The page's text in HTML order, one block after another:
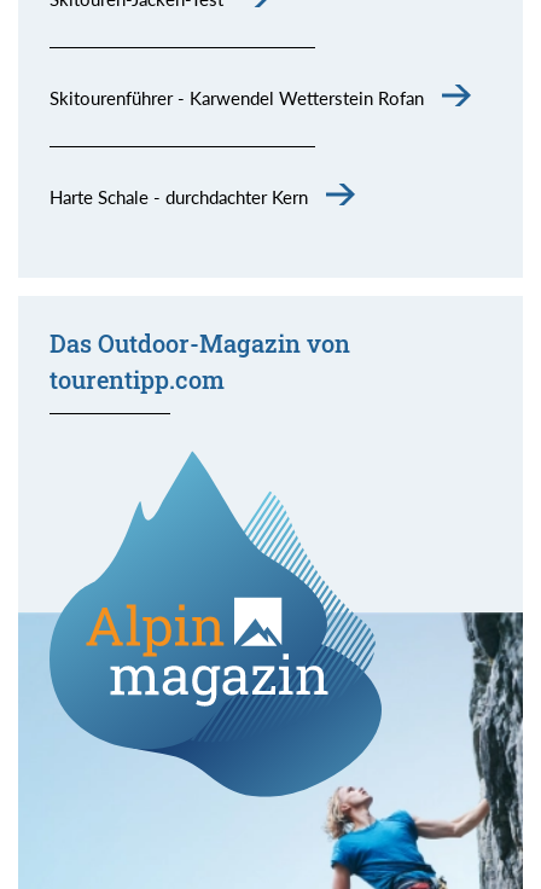
Skitourenführer - Karwendel Wetterstein Rofan
Harte Schale - durchdachter Kern
Das Outdoor-Magazin von
tourentipp.com